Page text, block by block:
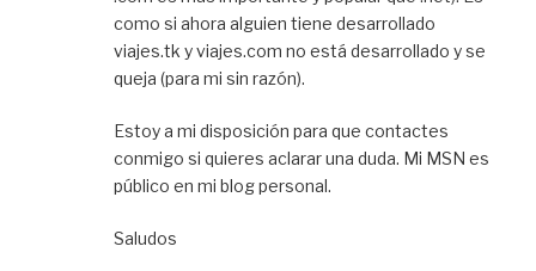
como si ahora alguien tiene desarrollado
viajes.tk y viajes.com no está desarrollado y se
queja (para mi sin razón).
Estoy a mi disposición para que contactes
conmigo si quieres aclarar una duda. Mi MSN es
público en mi blog personal.
Saludos